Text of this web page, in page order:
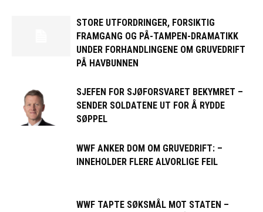
STORE UTFORDRINGER, FORSIKTIG
FRAMGANG OG PÅ-TAMPEN-DRAMATIKK
UNDER FORHANDLINGENE OM GRUVEDRIFT
PÅ HAVBUNNEN
SJEFEN FOR SJØFORSVARET BEKYMRET –
SENDER SOLDATENE UT FOR Å RYDDE
SØPPEL
WWF ANKER DOM OM GRUVEDRIFT: –
INNEHOLDER FLERE ALVORLIGE FEIL
WWF TAPTE SØKSMÅL MOT STATEN –